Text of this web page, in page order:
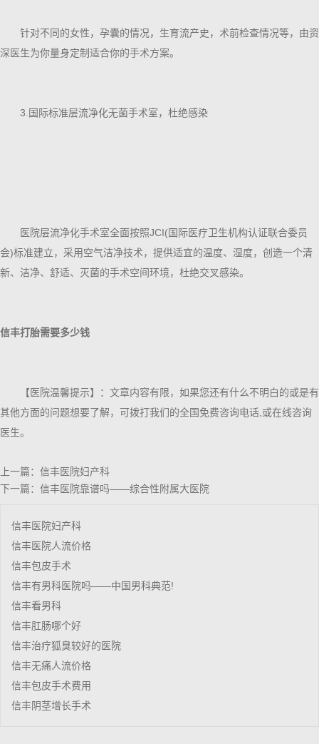
针对不同的女性，孕囊的情况，生育流产史，术前检查情况等，由资
深医生为你量身定制适合你的手术方案。
3.国际标准层流净化无菌手术室，杜绝感染
医院层流净化手术室全面按照JCI(国际医疗卫生机构认证联合委员
会)标准建立，采用空气洁净技术，提供适宜的温度、湿度，创造一个清
新、洁净、舒适、灭菌的手术空间环境，杜绝交叉感染。
信丰打胎需要多少钱
【医院温馨提示】：文章内容有限，如果您还有什么不明白的或是有
其他方面的问题想要了解，可拨打我们的全国免费咨询电话,或在线咨询
医生。
上一篇： 信丰医院妇产科
下一篇： 信丰医院靠谱吗——综合性附属大医院
信丰医院妇产科
信丰医院人流价格
信丰包皮手术
信丰有男科医院吗——中国男科典范!
信丰看男科
信丰肛肠哪个好
信丰治疗狐臭较好的医院
信丰无痛人流价格
信丰包皮手术费用
信丰阴茎增长手术